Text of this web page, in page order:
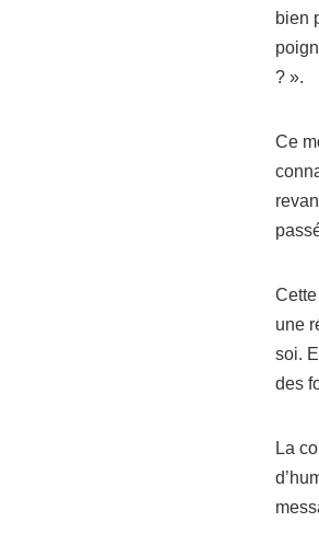
bien
? ».
Ce
une
soi.
des
La